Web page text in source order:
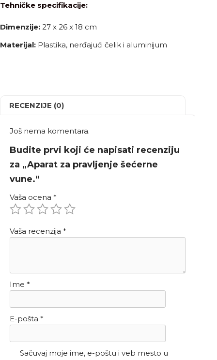
Tehničke specifikacije:
Dimenzije: 27 x 26 x 18 cm
Materijal: Plastika, nerđajući čelik i aluminijum
RECENZIJE (0)
Još nema komentara.
Budite prvi koji će napisati recenziju
za „Aparat za pravljenje šećerne
vune.“
Vaša ocena *
Vaša recenzija *
Ime *
E-pošta *
Sačuvaj moje ime, e-poštu i veb mesto u